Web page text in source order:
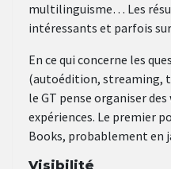
multilinguisme… Les
intéressants et parfois
En ce qui concerne les
(autoédition, streaming,
le GT pense organiser
expériences. Le premier
Books, probablement en
Visibilité